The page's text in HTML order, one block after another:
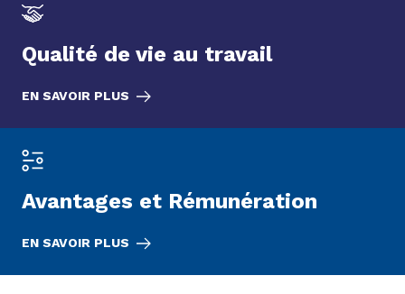
Qualité de vie au travail
EN SAVOIR PLUS
Avantages et Rémunération
EN SAVOIR PLUS